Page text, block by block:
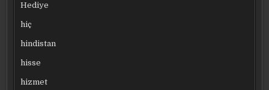
Hediye
hiç
hindistan
hisse
hizmet